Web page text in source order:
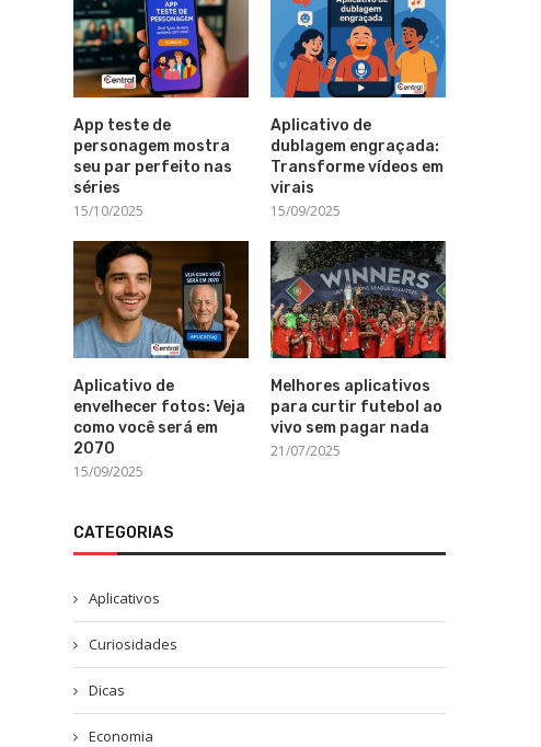
App teste de
personagem mostra
seu par perfeito nas
séries
15/10/2025
Aplicativo de
dublagem engraçada:
Transforme vídeos em
virais
15/09/2025
Aplicativo de
envelhecer fotos: Veja
como você será em
2070
15/09/2025
Melhores aplicativos
para curtir futebol ao
vivo sem pagar nada
21/07/2025
CATEGORIAS
Aplicativos
Curiosidades
Dicas
Economia